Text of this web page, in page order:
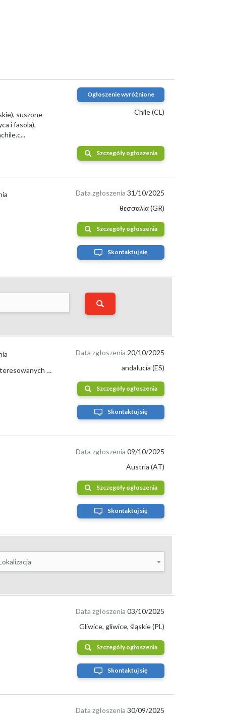
. W niektórych rejonach stawki zaczynają się od około
lokalizacja punktu skupu. Choć zarobki z
Są zdrowe, odpowiednio wysuszone i
sortowane kasztany - perfekcyjne do dalszej obróbki
W związku z tym wielu kupujących
i na początku jesieni.
od producentów z różnych krajów.
obserwować sezonowe zmiany na giełdzie, co
Ogłoszenie wyróżnione
suszone
i fasola),
...
Chile (CL)
Szczegóły ogłoszenia
31/10/2025
Data zgłoszenia
θεσσαλία (GR)
Szczegóły ogłoszenia
Skontaktuj się
20/10/2025
Data zgłoszenia
Ekologiczne kasztany z regionu Alpujarra w Granadzie. Oferuję dobrą cenę dla zainteresowanych większymi ilościami. andalucía (ES)
Szczegóły ogłoszenia
Skontaktuj się
09/10/2025
Data zgłoszenia
Austria (AT)
Szczegóły ogłoszenia
Skontaktuj się
03/10/2025
Data zgłoszenia
Gliwice, gliwice, śląskie (PL)
Szczegóły ogłoszenia
Skontaktuj się
30/09/2025
Data zgłoszenia